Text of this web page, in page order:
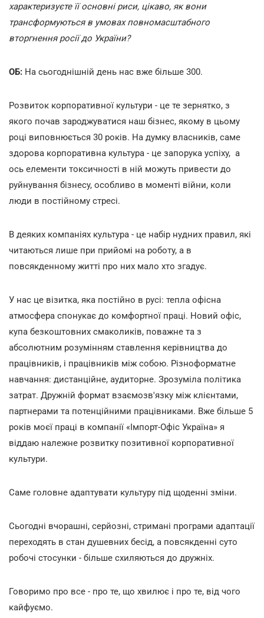
характеризуєте її основні риси, цікаво, як вони
трансформуються в умовах повномасштабного
вторгнення росії до України?
ОБ: На сьогоднішній день нас вже більше 300.
Розвиток корпоративної культури - це те зернятко, з
якого почав зароджуватися наш бізнес, якому в цьому
році виповнюється 30 років. На думку власників, саме
здорова корпоративна культура - це запорука успіху, а
ось елементи токсичності в ній можуть привести до
руйнування бізнесу, особливо в моменті війни, коли
люди в постійному стресі.
В деяких компаніях культура - це набір нудних правил, які
читаються лише при прийомі на роботу, а в
повсякденному житті про них мало хто згадує.
У нас це візитка, яка постійно в русі: тепла офісна
атмосфера спонукає до комфортної праці. Новий офіс,
купа безкоштовних смаколиків, поважне та з
абсолютним розумінням ставлення керівництва до
працівників, і працівників між собою. Різноформатне
навчання: дистанційне, аудиторне. Зрозуміла політика
затрат. Дружній формат взаємозв'язку між клієнтами,
партнерами та потенційними працівниками. Вже більше 5
років моєї праці в компанії «Імпорт-Офіс Україна» я
віддаю належне розвитку позитивної корпоративної
культури.
Саме головне адаптувати культуру під щоденні зміни.
Сьогодні вчорашні, серйозні, стримані програми адаптації
переходять в стан душевних бесід, а повсякденні суто
робочі стосунки - більше схиляються до дружніх.
Говоримо про все - про те, що хвилює і про те, від чого
кайфуємо.